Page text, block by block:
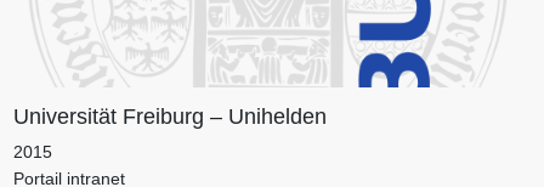
Universität Freiburg – Unihelden
2015
Portail intranet